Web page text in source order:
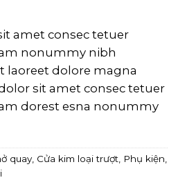
amet consec tetuer
nonummy nibh
dolore magna
sit amet consec tetuer
dorest esna nonummy
quay, Cửa kim loại trượt, Phụ kiện,